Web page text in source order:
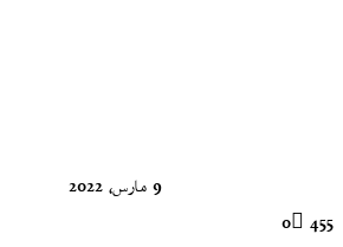
9 مارس، 2022
0 455